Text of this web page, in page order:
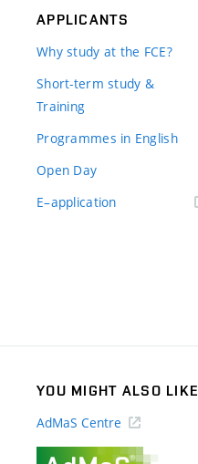
APPLICANTS
Why study at the FCE?
Short-term study &
Training
Programmes in English
Open Day
E–application(external
YOU MIGHT ALSO LIKE
AdMaS Centre